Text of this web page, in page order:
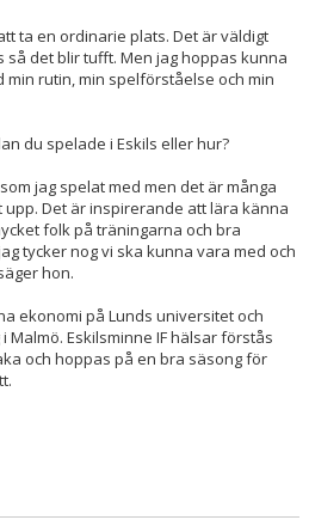
ta en ordinarie plats. Det är väldigt
det blir tufft. Men jag hoppas kunna
rutin, min spelförståelse och min
du spelade i Eskils eller hur?
jag spelat med men det är många
Det är inspirerande att lära känna
folk på träningarna och bra
tycker nog vi ska kunna vara med och
hon.
ekonomi på Lunds universitet och
Eskilsminne IF hälsar förstås
och hoppas på en bra säsong för